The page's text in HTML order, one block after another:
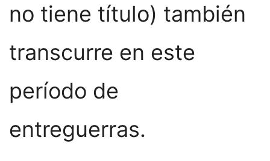
no tiene título) también
transcurre en este
período de
entreguerras.